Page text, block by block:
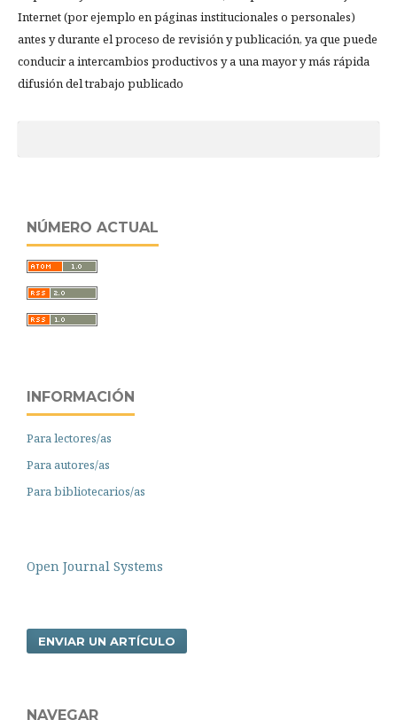
Internet (por ejemplo en páginas institucionales o personales)
antes y durante el proceso de revisión y publicación, ya que puede
conducir a intercambios productivos y a una mayor y más rápida
difusión del trabajo publicado
NÚMERO ACTUAL
INFORMACIÓN
Para lectores/as
Para autores/as
Para bibliotecarios/as
Open Journal Systems
ENVIAR UN ARTÍCULO
NAVEGAR